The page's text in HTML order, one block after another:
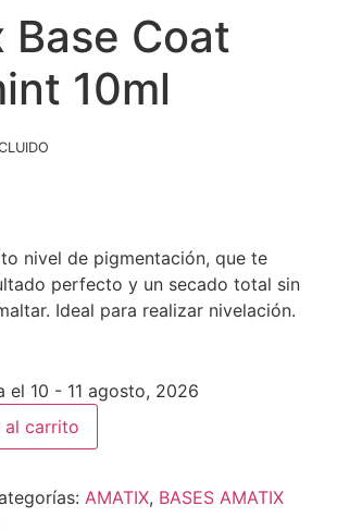
Base Coat
10ml
nivel de pigmentación, que te
perfecto y un secado total sin
Ideal para realizar nivelación.
el 10 - 11 agosto, 2026
al carrito
AMATIX, BASES AMATIX